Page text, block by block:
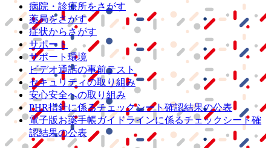
病院・診療所をさがす
薬局をさがす
症状からさがす
サポート
サポート環境
ビデオ通話の事前テスト
セキュリティの取り組み
安心安全への取り組み
PHR指針に係るチェックシート確認結果の公表
電子版お薬手帳ガイドラインに係るチェックシート確
認結果の公表